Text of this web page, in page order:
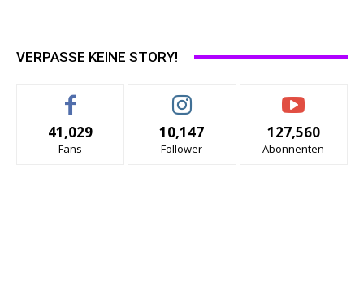
VERPASSE KEINE STORY!
41,029
Fans
10,147
Follower
127,560
Abonnenten